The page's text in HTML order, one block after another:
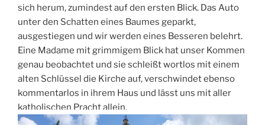
sich herum, zumindest auf den ersten Blick. Das Auto
unter den Schatten eines Baumes geparkt,
ausgestiegen und wir werden eines Besseren belehrt.
Eine Madame mit grimmigem Blick hat unser Kommen
genau beobachtet und sie schleißt wortlos miteinem
alten Schlüssel die Kirche auf, verschwindet ebenso
kommentarlos in ihrem Haus und lässt uns mit aller
katholischen Pracht allein.